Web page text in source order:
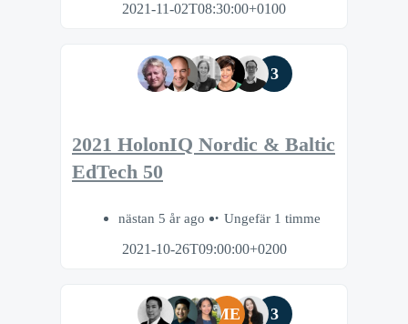
2021-11-02T08:30:00+0100
3
2021 HolonIQ Nordic & Baltic
EdTech 50
nästan 5 år ago
Ungefär 1 timme
2021-10-26T09:00:00+0200
ME 3